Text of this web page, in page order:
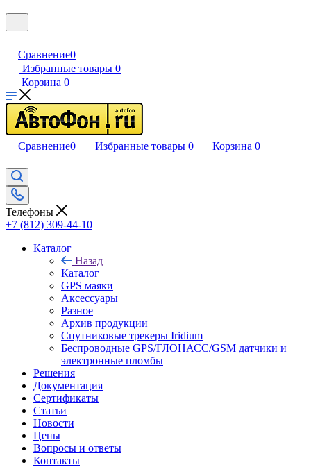
Сравнение0
Избранные товары 0
Корзина 0
Сравнение0 Избранные товары 0 Корзина 0
Телефоны
+7 (812) 309-44-10
Каталог
Назад
Каталог
GPS маяки
Аксессуары
Разное
Архив продукции
Спутниковые трекеры Iridium
Беспроводные GPS/ГЛОНАСС/GSM датчики и
электронные пломбы
Решения
Документация
Сертификаты
Статьи
Новости
Цены
Вопросы и ответы
Контакты